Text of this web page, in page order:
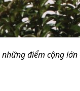
điểm cộng